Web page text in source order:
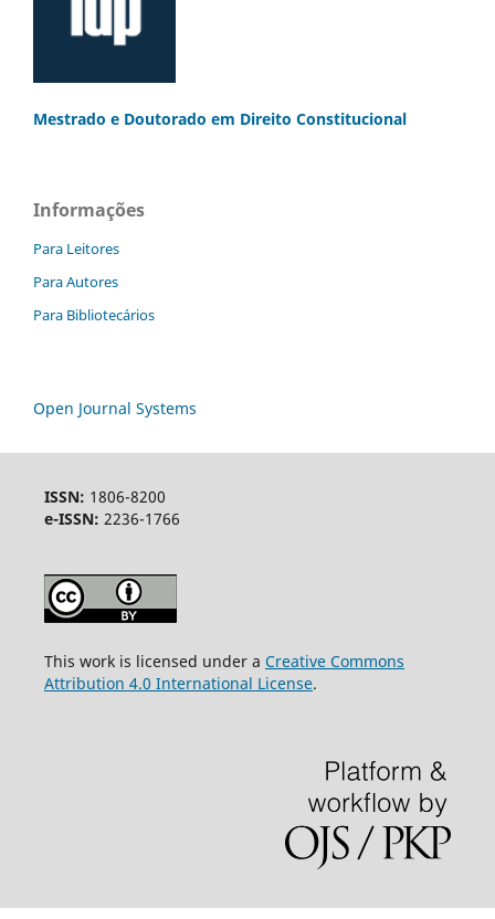
Mestrado e Doutorado em Direito Constitucional
Informações
Para Leitores
Para Autores
Para Bibliotecários
Open Journal Systems
ISSN: 1806-8200
e-ISSN: 2236-1766
This work is licensed under a Creative Commons
Attribution 4.0 International License.